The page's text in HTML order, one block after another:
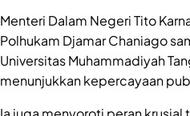
Menteri Dalam Negeri Tito
Polhukam Djamar Chaniago
Universitas Muhammadiyah
menunjukkan kepercayaan